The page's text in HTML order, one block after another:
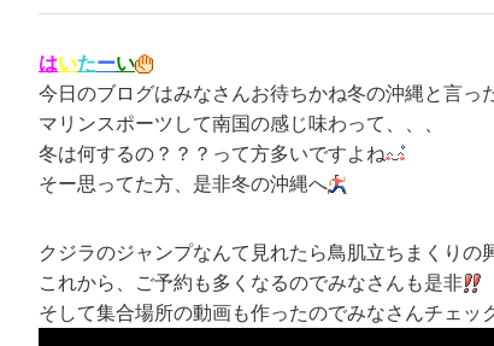
はいたーい
今日のブログはみなさんお待ちかね冬の沖縄と言っ
マリンスポーツして南国の感じ味わって、、、
冬は何するの？？？って方多いですよね
そー思ってた方、是非冬の沖縄へ
クジラのジャンプなんて見れたら鳥肌立ちまくりの
これから、ご予約も多くなるのでみなさんも是非
そして集合場所の動画も作ったのでみなさんチェッ